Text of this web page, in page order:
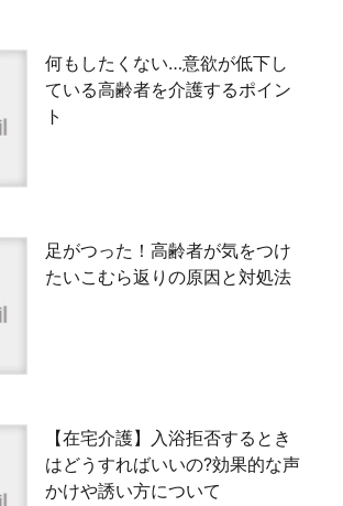
何もしたくない…意欲が低下し
ている高齢者を介護するポイン
ト
足がつった！高齢者が気をつけ
たいこむら返りの原因と対処法
【在宅介護】入浴拒否するとき
はどうすればいいの?効果的な声
かけや誘い方について